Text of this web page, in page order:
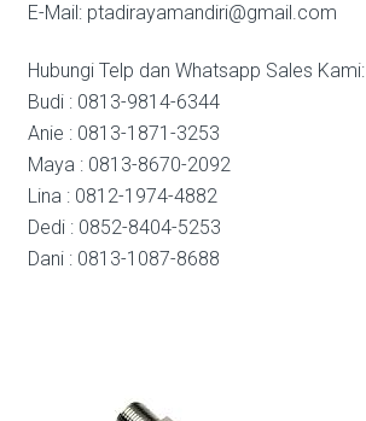
E-Mail: ptadirayamandiri@gmail.com
Hubungi Telp dan Whatsapp Sales Kami:
Budi : 0813-9814-6344
Anie : 0813-1871-3253
Maya : 0813-8670-2092
Lina : 0812-1974-4882
Dedi : 0852-8404-5253
Dani : 0813-1087-8688